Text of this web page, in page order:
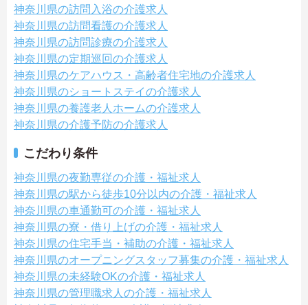
神奈川県の訪問入浴の介護求人
神奈川県の訪問看護の介護求人
神奈川県の訪問診療の介護求人
神奈川県の定期巡回の介護求人
神奈川県のケアハウス・高齢者住宅地の介護求人
神奈川県のショートステイの介護求人
神奈川県の養護老人ホームの介護求人
神奈川県の介護予防の介護求人
こだわり条件
神奈川県の夜勤専従の介護・福祉求人
神奈川県の駅から徒歩10分以内の介護・福祉求人
神奈川県の車通勤可の介護・福祉求人
神奈川県の寮・借り上げの介護・福祉求人
神奈川県の住宅手当・補助の介護・福祉求人
神奈川県のオープニングスタッフ募集の介護・福祉求人
神奈川県の未経験OKの介護・福祉求人
神奈川県の管理職求人の介護・福祉求人